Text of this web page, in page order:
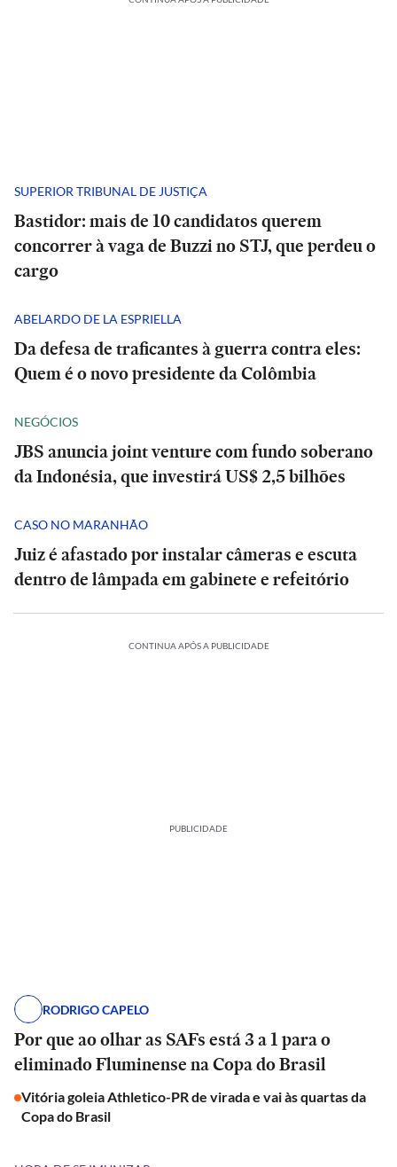
SUPERIOR TRIBUNAL DE JUSTIÇA
Bastidor: mais de 10 candidatos querem
concorrer à vaga de Buzzi no STJ, que perdeu o
cargo
ABELARDO DE LA ESPRIELLA
Da defesa de traficantes à guerra contra eles:
Quem é o novo presidente da Colômbia
NEGÓCIOS
JBS anuncia joint venture com fundo soberano
da Indonésia, que investirá US$ 2,5 bilhões
CASO NO MARANHÃO
Juiz é afastado por instalar câmeras e escuta
dentro de lâmpada em gabinete e refeitório
CONTINUA APÓS A PUBLICIDADE
PUBLICIDADE
RODRIGO CAPELO
Por que ao olhar as SAFs está 3 a 1 para o
eliminado Fluminense na Copa do Brasil
Vitória goleia Athletico-PR de virada e vai às quartas da
Copa do Brasil